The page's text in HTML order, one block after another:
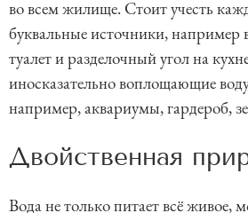
во всем жилище. Стоит учесть
буквальные источники, например
туалет и разделочный угол на
иносказательно воплощающие
например, аквариумы, гардероб,
Двойственная
Вода не только питает всё живое,